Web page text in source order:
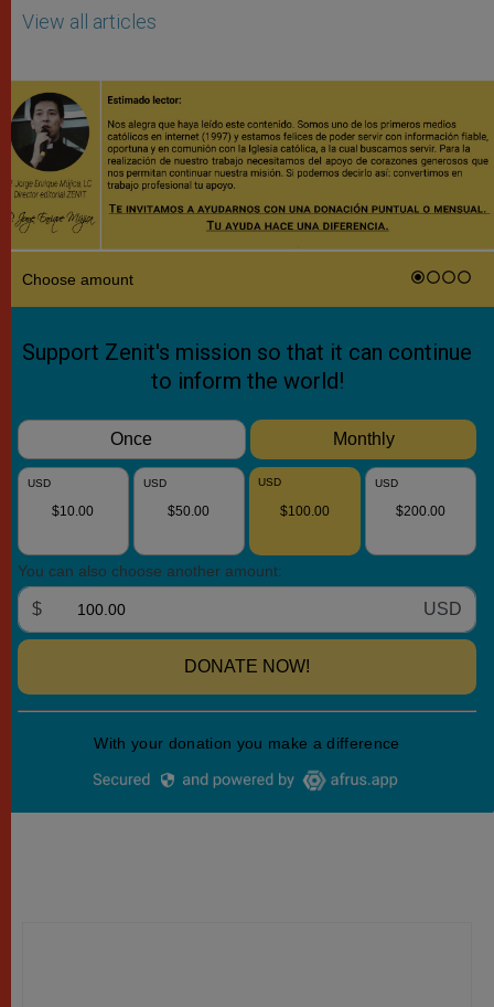
View all articles